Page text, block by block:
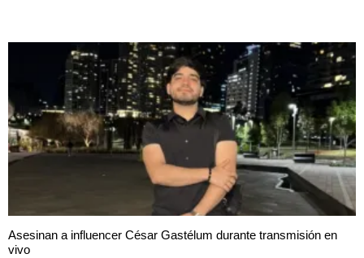
Asesinan a influencer César Gastélum durante transmisión en
vivo